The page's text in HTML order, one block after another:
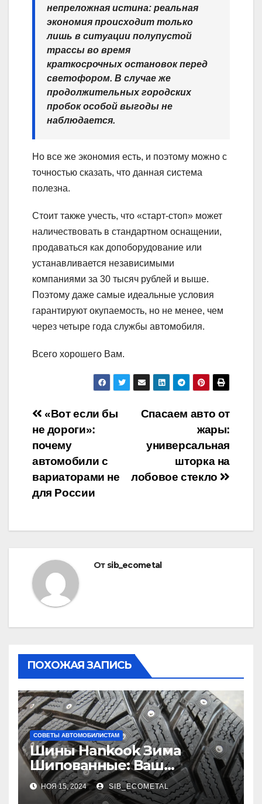
непреложная истина: реальная
экономия происходит только
лишь в ситуации полупустой
трассы во время
краткосрочных остановок перед
светофором. В случае же
продолжительных городских
пробок особой выгоды не
наблюдается.
Но все же экономия есть, и поэтому можно с
точностью сказать, что данная система
полезна.
Стоит также учесть, что «старт-стоп» может
наличествовать в стандартном оснащении,
продаваться как допоборудование или
устанавливается независимыми
компаниями за 30 тысяч рублей и выше.
Поэтому даже самые идеальные условия
гарантируют окупаемость, но не менее, чем
через четыре года службы автомобиля.
Всего хорошего Вам.
Навигация
по
записям
Спасаем авто от
жары:
универсальная
шторка на
лобовое стекло
«Вот если бы
не дороги»:
почему
автомобили с
вариаторами не
для России
От sib_ecometal
ПОХОЖАЯ ЗАПИСЬ
СОВЕТЫ АВТОМОБИЛИСТАМ
Шины Hankook Зима
Шипованные: Ваш
Надежный Партнёр на
Снежных Дорогах
НОЯ 15, 2024 SIB_ECOMETAL